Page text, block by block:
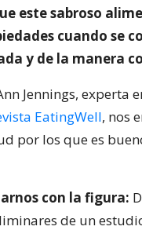
este sabroso
cuando se
y de la manera
Jennings, experta
EatingWell, nos
por los que es
con la figura:
de un